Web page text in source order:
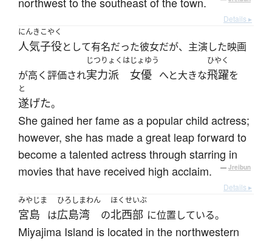
Details ▸
にんきこやく
人気子役として有名だった彼女だが、主演した映画
が高く評価され
じつりょくは
実力派
じょゆう
女優 へと大きな
ひやく
飛躍を
と
遂げた。
She gained her fame as a popular child actress;
however, she has made a great leap forward to
become a talented actress through starring in
movies that have received high acclaim.
— Jreibun
Details ▸
みやじま
宮島 は
ひろしまわん
広島湾 の
ほくせいぶ
北西部 に位置している。
Miyajima Island is located in the northwestern